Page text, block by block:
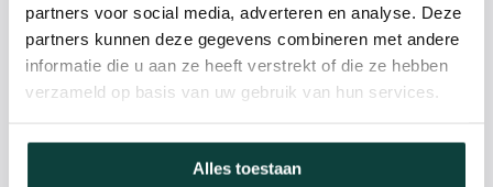
partners voor social media, adverteren en analyse. Deze
partners kunnen deze gegevens combineren met andere
informatie die u aan ze heeft verstrekt of die ze hebben
verzameld op basis van uw gebruik van hun services.
Alles toestaan
085-2121757
info@heebra.com